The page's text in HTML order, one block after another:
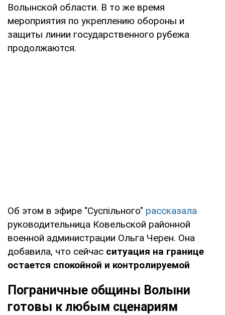
Волынской области. В то же время
мероприятия по укреплению обороны и
защиты линии государственного рубежа
продолжаются.
Об этом в эфире "Суспільного" рассказала
руководительница Ковельской районной
военной администрации Ольга Черен. Она
добавила, что сейчас ситуация на границе
остается спокойной и контролируемой
Пограничные общины Волыни
готовы к любым сценариям